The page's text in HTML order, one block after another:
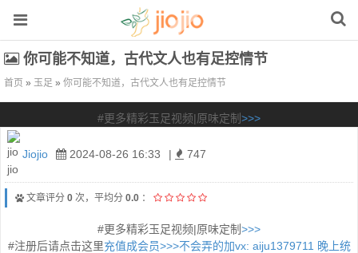
你可能不知道，古代文人也有足控情节
首页 » 玉足 » 你可能不知道，古代文人也有足控情节
#更多精彩玉足视频|原味定制>>>
Jiojio 2024-08-26 16:33 | 747
文章评分 0 次，平均分 0.0 ：
#更多精彩玉足视频|原味定制>>>
#注册后请点击这里充值成会员>>>不会弄的加vx: aiju1379711 晚上统